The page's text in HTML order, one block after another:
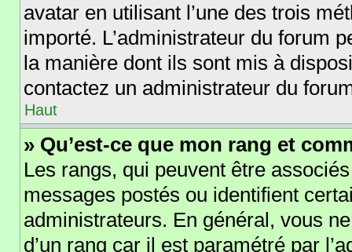
avatar en utilisant l’une des trois
importé. L’administrateur du forum
la manière dont ils sont mis à
contactez un administrateur du
Haut
» Qu’est-ce que mon rang et
Les rangs, qui peuvent être
messages postés ou identifient
administrateurs. En général, vous
d’un rang car il est paramétré par